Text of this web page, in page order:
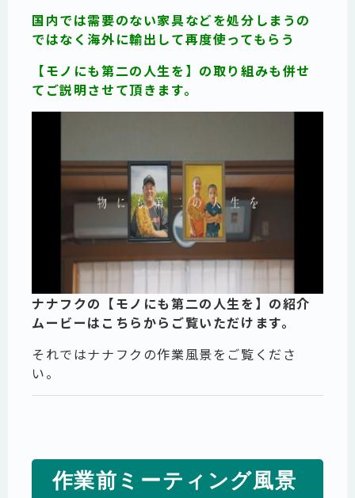
国内では需要のない家具などを処分しまうの
ではなく海外に輸出して再度使ってもらう
【モノにも第二の人生を】の取り組みも併せ
てご説明させて頂きます。
ナナフクの【モノにも第二の人生を】の紹介
ムービーはこちらからご覧いただけます。
それではナナフクの作業風景をご覧くださ
い。
作業前ミーティング風景